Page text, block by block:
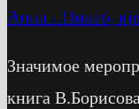
Анна - Никто,
Значимое
книга